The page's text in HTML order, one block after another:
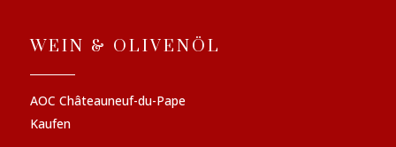
WEIN & OLIVENÖL
AOC Châteauneuf-du-Pape
Kaufen